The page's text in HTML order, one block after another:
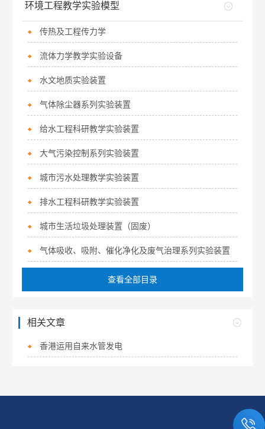
环境工程教学实验模型
传热及工程传力学
流体力学教学实验设备
水文地质实验装置
气体除尘器系列实验装置
给水工程科研教学实验装置
大气污染控制系列实验装置
城市污水处理教学实验装置
排水工程科研教学实验装置
城市生活垃圾处理装置（固废）
气体吸收、吸附、催化净化及废气治理系列实验装置
查看全部目录
相关文章
香港运用自来水管发电